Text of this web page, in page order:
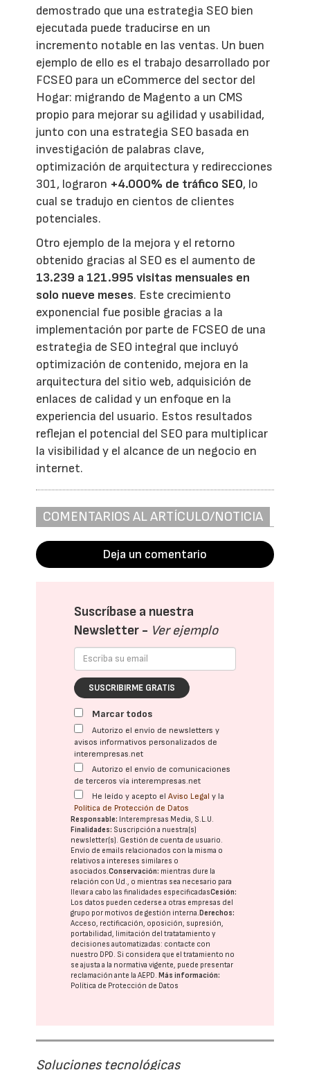
demostrado que una estrategia SEO bien
ejecutada puede traducirse en un
incremento notable en las ventas. Un buen
ejemplo de ello es el trabajo desarrollado por
FCSEO para un eCommerce del sector del
Hogar: migrando de Magento a un CMS
propio para mejorar su agilidad y usabilidad,
junto con una estrategia SEO basada en
investigación de palabras clave,
optimización de arquitectura y redirecciones
301, lograron +4.000% de tráfico SEO, lo
cual se tradujo en cientos de clientes
potenciales.
Otro ejemplo de la mejora y el retorno
obtenido gracias al SEO es el aumento de
13.239 a 121.995 visitas mensuales en
solo nueve meses. Este crecimiento
exponencial fue posible gracias a la
implementación por parte de FCSEO de una
estrategia de SEO integral que incluyó
optimización de contenido, mejora en la
arquitectura del sitio web, adquisición de
enlaces de calidad y un enfoque en la
experiencia del usuario. Estos resultados
reflejan el potencial del SEO para multiplicar
la visibilidad y el alcance de un negocio en
internet.
COMENTARIOS AL ARTÍCULO/NOTICIA
Deja un comentario
Suscríbase a nuestra
Newsletter - Ver ejemplo
SUSCRIBIRME GRATIS
Marcar todos
Autorizo el envío de newsletters y
avisos informativos personalizados de
interempresas.net
Autorizo el envío de comunicaciones
de terceros vía interempresas.net
He leído y acepto elAviso Legal y la
Política de Protección de Datos
Responsable: Interempresas Media, S.L.U.
Finalidades: Suscripción a nuestra(s)
newsletter(s). Gestión de cuenta de usuario.
Envío de emails relacionados con la misma o
relativos a intereses similares o
asociados.Conservación: mientras dure la
relación con Ud., o mientras sea necesario para
llevar a cabo las finalidades especificadasCesión:
Los datos pueden cederse a otras empresas del
grupo por motivos de gestión interna.Derechos:
Acceso, rectificación, oposición, supresión,
portabilidad, limitación del tratatamiento y
decisiones automatizadas: contacte con
nuestro DPD. Si considera que el tratamiento no
se ajusta a la normativa vigente, puede presentar
reclamación ante laAEPD.Más información:
Política de Protección de Datos
Soluciones tecnológicas